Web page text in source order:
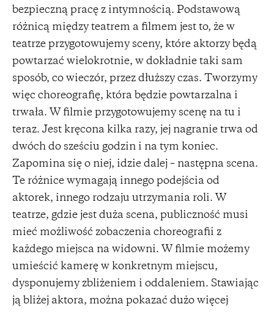
bezpieczną pracę z intymnością. Podstawową
różnicą między teatrem a filmem jest to, że w
teatrze przygotowujemy sceny, które aktorzy będą
powtarzać wielokrotnie, w dokładnie taki sam
sposób, co wieczór, przez dłuższy czas. Tworzymy
więc choreografię, która będzie powtarzalna i
trwała. W filmie przygotowujemy scenę na tu i
teraz. Jest kręcona kilka razy, jej nagranie trwa od
dwóch do sześciu godzin i na tym koniec.
Zapomina się o niej, idzie dalej – następna scena.
Te różnice wymagają innego podejścia od
aktorek, innego rodzaju utrzymania roli. W
teatrze, gdzie jest duża scena, publiczność musi
mieć możliwość zobaczenia choreografii z
każdego miejsca na widowni. W filmie możemy
umieścić kamerę w konkretnym miejscu,
dysponujemy zbliżeniem i oddaleniem. Stawiając
ją bliżej aktora, można pokazać dużo więcej